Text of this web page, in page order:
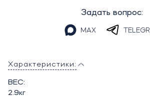
Задать вопрос:
MAX
Характеристики:
ВЕС:
2.9кг